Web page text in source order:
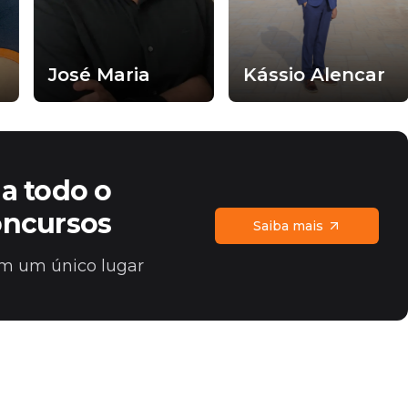
José Maria Kássio Alencar
todo o
um único lugar
Saiba mais